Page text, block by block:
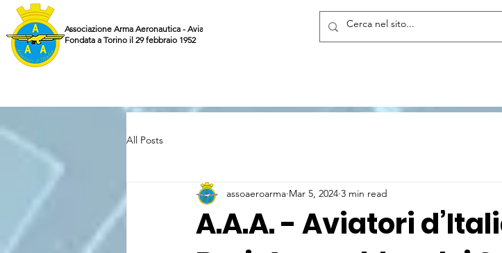
Associazione Arma Aeronautica - Aviatori d'Italia ETS
Fondata a Torino il 29 febbraio 1952
All Posts
A.A.A. - Aviatori
assoaeroarma Mar 5, 2024 3 min read